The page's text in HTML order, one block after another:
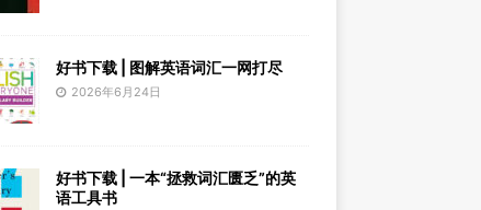
好书下载 | 图解英语词汇一网打尽
2026年6月24日
好书下载 | 一本“拯救词汇匮乏”的英
语工具书